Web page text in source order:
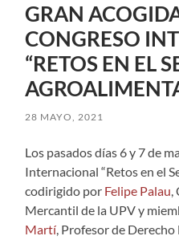
GRAN
CONGRESO
“RETOS EN EL
28 MAYO, 2021
Los pasados días 6 y 7 de
Internacional “Retos en el
codirigido por Felipe Palau,
Mercantil de la UPV y
Martí, Profesor de